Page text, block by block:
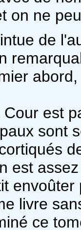
on ne
de
est
sont
est
livre
ce